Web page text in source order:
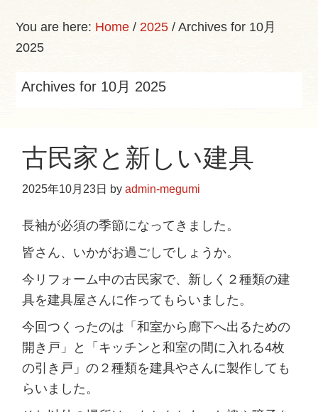
s
w
b
t
You are here: Home / 2025 / Archives for 10月
2025
Archives for 10月 2025
古民家と新しい建具
2025年10月23日 byadmin-megumi
長袖が必須の季節になってきました。
皆さん、いかがお過ごしでしょうか。
今リフォーム中の古民家で、新しく２種類の建
具を建具屋さんに作ってもらいました。
今回つくったのは「和室から廊下へ出るための
開き戸」と「キッチンと和室の間に入れる4枚
の引き戸」の２種類を建具やさんに製作しても
らいました。